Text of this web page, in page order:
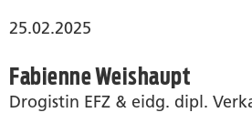
25.02.2025
Fabienne Weishaupt
Drogistin EFZ & eidg. dipl.